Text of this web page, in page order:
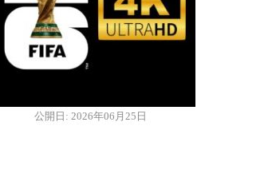
公開日: 2026年06月25日